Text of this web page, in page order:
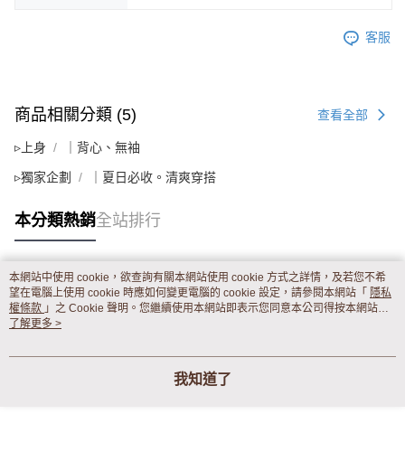
客服
商品相關分類 (5) 查看全部
▹上身 ｜背心、無袖
▹獨家企劃 ｜夏日必收。清爽穿搭
本分類熱銷全站排行
熱門標籤
本網站中使用 cookie，欲查詢有關本網站使用 cookie 方式之詳情，及若您不希
望在電腦上使用 cookie 時應如何變更電腦的 cookie 設定，請參閱本網站「 隱私
權條款 」之 Cookie 聲明。您繼續使用本網站即表示您同意本公司得按本網站使
用條款之 Cookie 聲明使用 cookie。
了解更多 >
我知道了